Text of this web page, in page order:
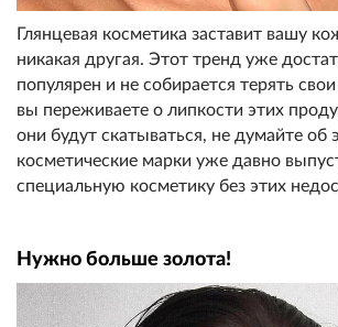
Глянцевая косметика заставит вашу
никакая другая. Этот тренд уже
популярен и не собирается терять
вы переживаете о липкости этих
они будут скатываться, не думайте об
косметические марки уже давно
специальную косметику без этих
Нужно больше золота!